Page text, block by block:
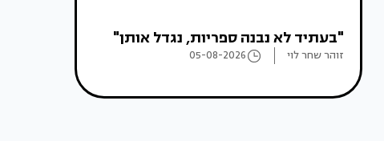
"בעתיד לא נבנה ספריות, נגדל אותן"
זוהר שחר לוי 05-08-2026